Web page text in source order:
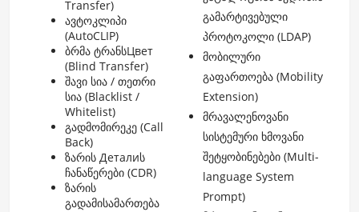
Transfer)
ავტოკლიპი
(AutoCLIP)
ბრმა ტრანსЦвет
(Blind Transfer)
შავი სია / თეთრი
სია (Blacklist /
Whitelist)
გადმომირეკე (Call
Back)
ზარის Деталиს
ჩანაწერები (CDR)
ზარის
გადამისამართება
გამარტივებული
პროტოკოლი (LDAP)
მობილური
გაფართოება (Mobility
Extension)
მრავალენოვანი
სისტემური ხმოვანი
შეტყობინებები (Multi-
language System
Prompt)